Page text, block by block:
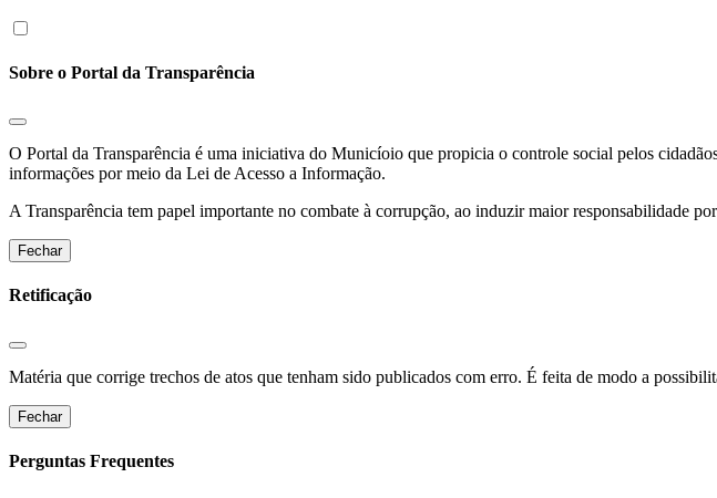
Sobre o Portal da Transparência
O Portal da Transparência é uma iniciativa do Municíoio que propicia o controle social pelos
informações por meio da Lei de Acesso a Informação.
A Transparência tem papel importante no combate à corrupção, ao induzir maior responsabilidade
Fechar
Retificação
Matéria que corrige trechos de atos que tenham sido publicados com erro. É feita de modo a
Fechar
Perguntas Frequentes